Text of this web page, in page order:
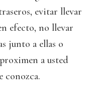
evitar llevar
efecto, no llevar
junto a ellas o
a usted
conozca.